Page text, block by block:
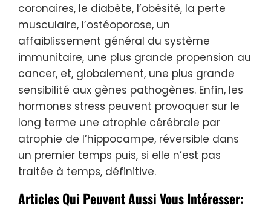
coronaires, le diabète, l’obésité, la perte
musculaire, l’ostéoporose, un
affaiblissement général du système
immunitaire, une plus grande propension au
cancer, et, globalement, une plus grande
sensibilité aux gènes pathogènes. Enfin, les
hormones stress peuvent provoquer sur le
long terme une atrophie cérébrale par
atrophie de l’hippocampe, réversible dans
un premier temps puis, si elle n’est pas
traitée à temps, définitive.
Articles Qui Peuvent Aussi Vous Intéresser: